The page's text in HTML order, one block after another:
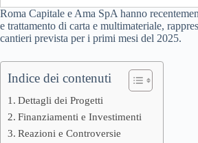
Roma Capitale e Ama SpA hanno
e trattamento di carta e multimateriale,
cantieri prevista per i primi mesi del 2025.
Indice dei contenuti
Dettagli dei Progetti
Finanziamenti e Investimenti
Reazioni e Controversie